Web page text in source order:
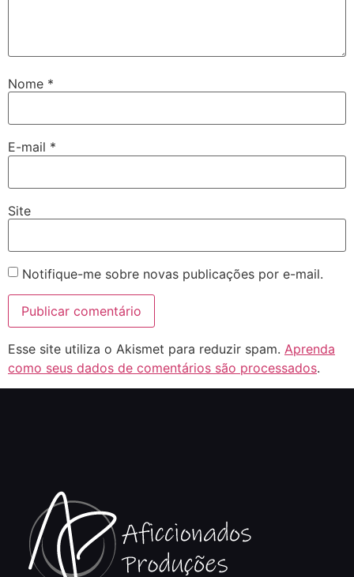
Nome *
E-mail *
Site
Notifique-me sobre novas publicações por e-mail.
Esse site utiliza o Akismet para reduzir spam. Aprenda
como seus dados de comentários são processados.